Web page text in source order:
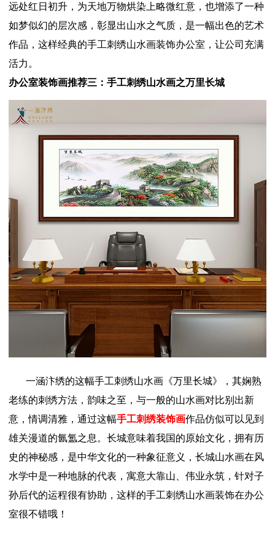
远处红日初升，为天地万物烘染上略微红意，也增添了一种
如梦似幻的层次感，彰显出山水之气质，是一幅出色的艺术
作品，这样经典的手工刺绣山水画装饰办公室，让公司充满
活力。
办公室装饰画推荐三：手工刺绣山水画之万里长城
一涵汴绣的这幅手工刺绣山水画《万里长城》，其娴熟
老练的刺绣方法，韵味之至，与一般的山水画对比别出新
意，情调清雅，通过这幅手工刺绣装饰画作品仿似可以见到
雄关漫道的氤氲之息。长城意味着我国的原始文化，拥有历
史的神秘感，是中华文化的一种象征意义，长城山水画在风
水学中是一种地脉的代表，寓意大靠山、伟业永筑，针对子
孙后代的运程很有协助，这样的手工刺绣山水画装饰在办公
室很不错哦！